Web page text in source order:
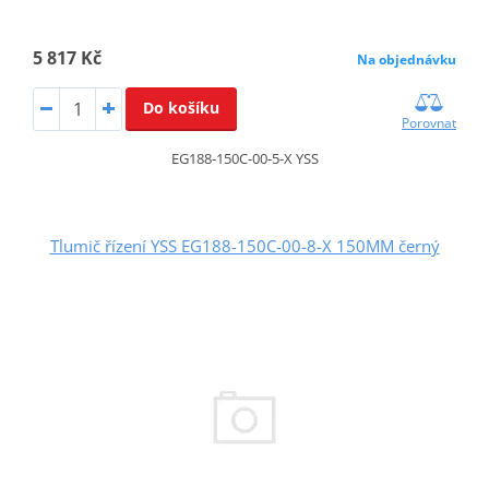
5 817 Kč Na objednávku
Do košíku
Porovnat
EG188-150C-00-5-X YSS
Tlumič řízení YSS EG188-150C-00-8-X 150MM černý